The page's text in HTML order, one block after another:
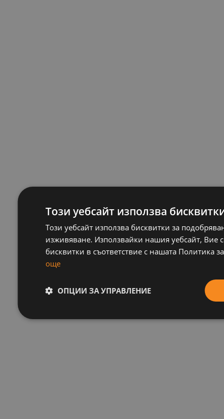
Този уебсайт използва
Този уебсайт използва бисквитки за
изживяване. Използвайки нашия уебсайт, Вие
бисквитки в съответствие с нашата Политика
още
ОПЦИИ ЗА УПРАВЛЕНИЕ